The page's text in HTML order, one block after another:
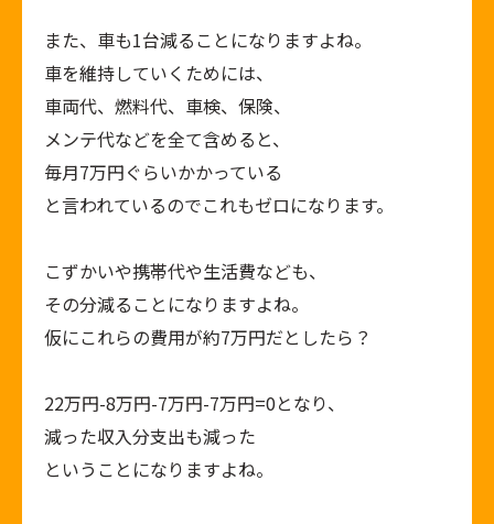
また、車も1台減ることになりますよね。
車を維持していくためには、
車両代、燃料代、車検、保険、
メンテ代などを全て含めると、
毎月7万円ぐらいかかっている
と言われているのでこれもゼロになります。
こずかいや携帯代や生活費なども、
その分減ることになりますよね。
仮にこれらの費用が約7万円だとしたら？
22万円-8万円-7万円-7万円=0となり、
減った収入分支出も減った
ということになりますよね。